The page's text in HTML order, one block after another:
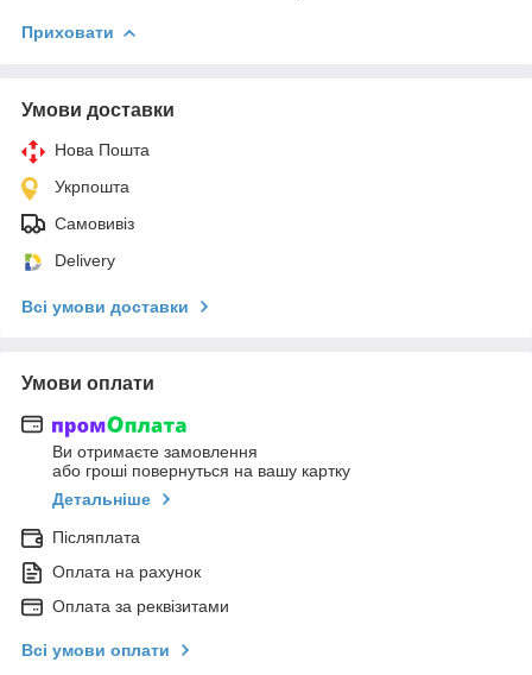
Приховати
Умови доставки
Нова Пошта
Укрпошта
Самовивіз
Delivery
Всі умови доставки
Умови оплати
Ви отримаєте замовлення
або гроші повернуться на вашу картку
Детальніше
Післяплата
Оплата на рахунок
Оплата за реквізитами
Всі умови оплати